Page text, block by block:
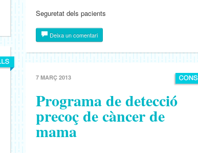
Seguretat dels pacients
Deixa un comentari
7 MARÇ 2013
Programa de detecció
precoç de càncer de
mama